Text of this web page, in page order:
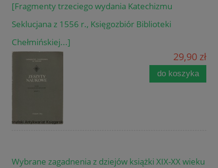
[Fragmenty trzeciego wydania Katechizmu
Seklucjana z 1556 r., Księgozbiór Biblioteki
Chełmińskiej...]
29,90 zł
do koszyka
Wybrane zagadnenia z dziejów książki XIX-XX wieku